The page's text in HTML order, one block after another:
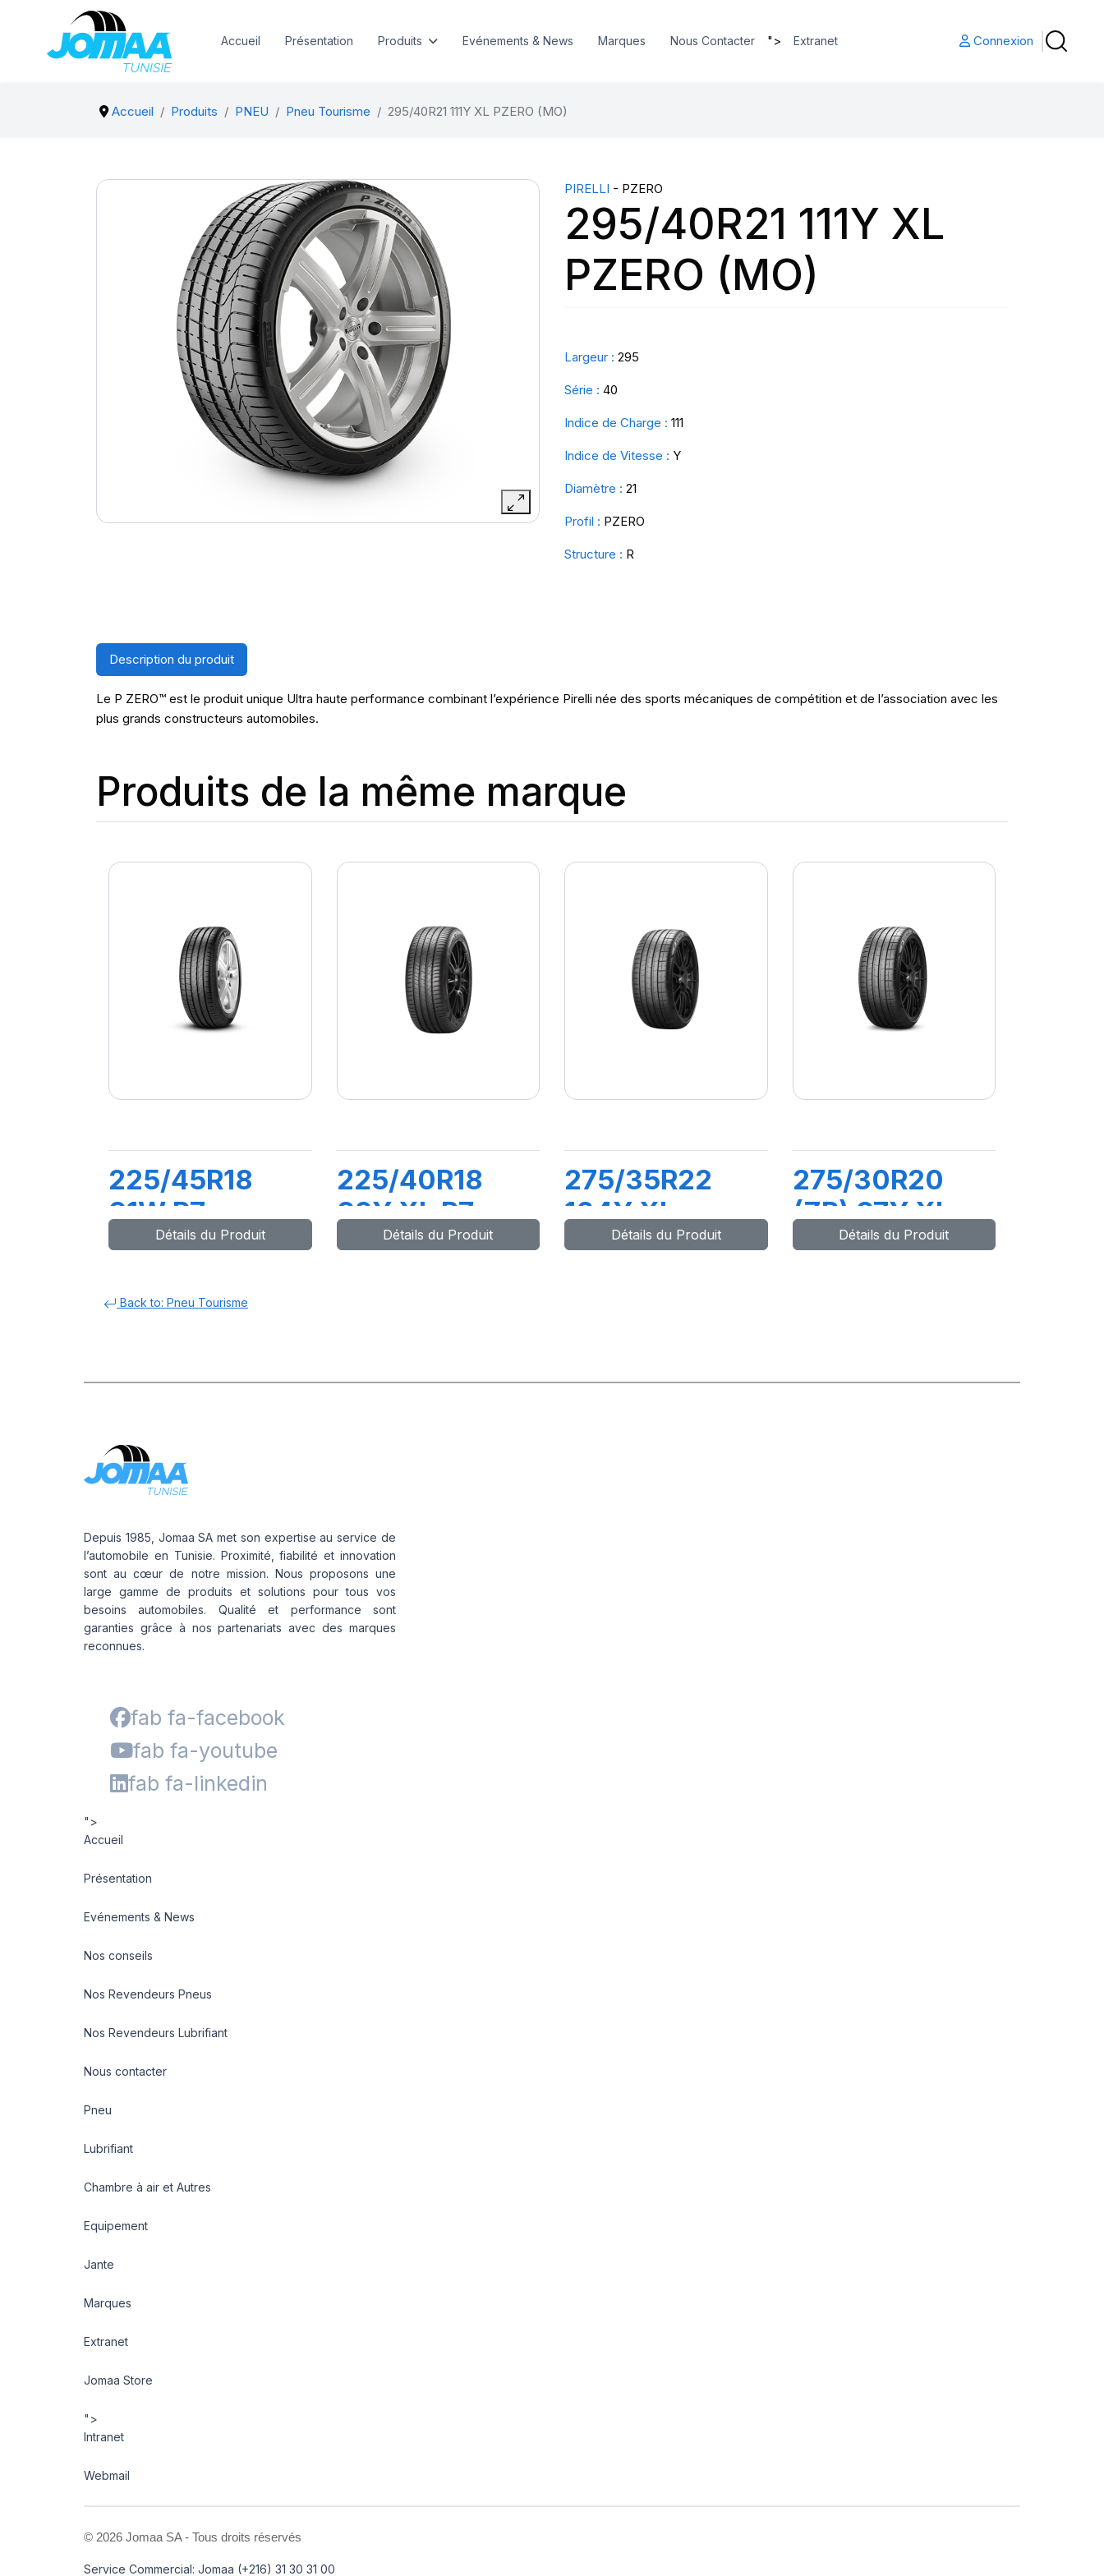
Accueil Présentation Produits Evénements & News Marques Nous Contacter "> Extranet Connexion
Accueil Produits PNEU Pneu Tourisme 295/40R21 111Y XL PZERO (MO)
PIRELLI - PZERO
295/40R21 111Y XL
PZERO (MO)
Largeur : 295
Série : 40
Indice de Charge : 111
Indice de Vitesse : Y
Diamètre : 21
Profil : PZERO
Structure : R
Description du produit
Le P ZERO™ est le produit unique Ultra haute performance combinant l’expérience Pirelli née des sports mécaniques de compétition et de l’association avec les
plus grands constructeurs automobiles.
Produits de la même marque
225/45R18
91W P7
CINTURATO
Détails du Produit
225/40R18
92Y XL P7
CINTURATO
Détails du Produit
275/35R22
104Y XL
PZERO 4
Détails du Produit
275/30R20
(ZR) 97Y XL
PZERO (RO1)
Détails du Produit
Back to: Pneu Tourisme
Depuis 1985, Jomaa SA met son expertise au service de
l’automobile en Tunisie. Proximité, fiabilité et innovation
sont au cœur de notre mission. Nous proposons une
large gamme de produits et solutions pour tous vos
besoins automobiles. Qualité et performance sont
garanties grâce à nos partenariats avec des marques
reconnues.
fab fa-facebook
fab fa-youtube
fab fa-linkedin
">
Accueil
Présentation
Evénements & News
Nos conseils
Nos Revendeurs Pneus
Nos Revendeurs Lubrifiant
Nous contacter
Pneu
Lubrifiant
Chambre à air et Autres
Equipement
Jante
Marques
Extranet
Jomaa Store
">
Intranet
Webmail
© 2026 Jomaa SA - Tous droits réservés
Service Commercial: Jomaa (+216) 31 30 31 00